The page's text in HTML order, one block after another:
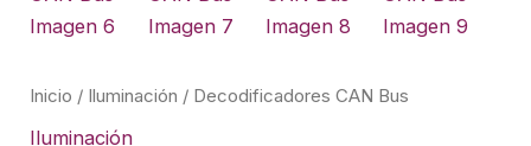
Inicio / Iluminación / Decodificadores CAN Bus
Iluminación